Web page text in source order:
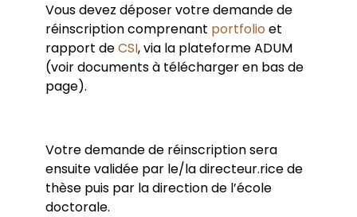
Vous devez déposer votre demande de
réinscription comprenant portfolio et
rapport deCSI, via la plateforme ADUM
(voir documents à télécharger en bas de
page).
Votre demande de réinscription sera
ensuite validée par le/la directeur.rice de
thèse puis par la direction de l’école
doctorale.